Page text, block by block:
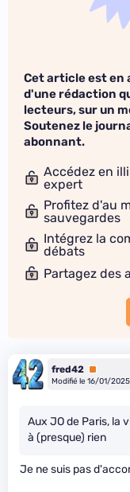
Cet article est en
d'une rédaction
lecteurs, sur un
Soutenez le
abonnant.
Accédez en
expert
Profitez d'au
sauvegardes
Intégrez la
débats
Partagez des
fred42 Premium
Modifié le 16/01/2025
Aux JO de Paris, la
à (presque) rien
Je ne suis pas